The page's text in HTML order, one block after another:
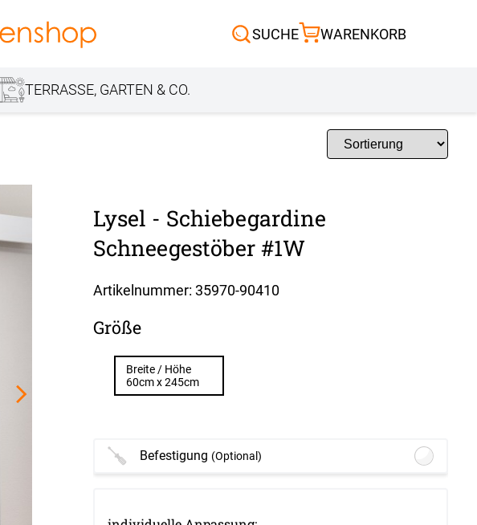
SUCHE WARENKORB
Jalousie Scheibengardinen
TERRASSE, GARTEN & CO.
Lysel - Schiebegardine
Schneegestöber #1W
Artikelnummer: 35970-90410
Größe
Breite / Höhe
60cm x 245cm
Befestigung (Optional)